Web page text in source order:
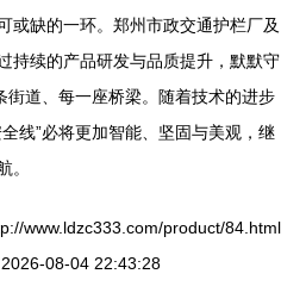
或缺的一环。郑州市政交通护栏厂及
持续的产品研发与品质提升，默默守
街道、每一座桥梁。随着技术的进步
线”必将更加智能、坚固与美观，继
。
www.ldzc333.com/product/84.html
08-04 22:43:28